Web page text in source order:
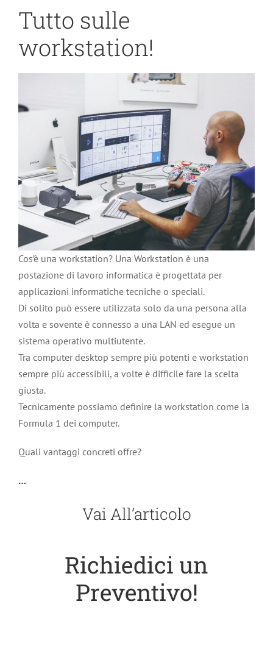
Tutto sulle
workstation!
Cos’è una workstation? Una Workstation è una
postazione di lavoro informatica è progettata per
applicazioni informatiche tecniche o speciali.
Di solito può essere utilizzata solo da una persona alla
volta e sovente è connesso a una LAN ed esegue un
sistema operativo multiutente.
Tra computer desktop sempre più potenti e workstation
sempre più accessibili, a volte è difficile fare la scelta
giusta.
Tecnicamente possiamo definire la workstation come la
Formula 1 dei computer.
Quali vantaggi concreti offre?
…
Vai All’articolo
Richiedici un
Preventivo!